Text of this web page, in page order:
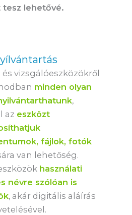
lehetővé.
és vizsgálóeszközökről
minden olyan
,
az eszközt
fájlok, fotók
van lehetőség.
használati
névre szólóan is
, akár digitális aláírás